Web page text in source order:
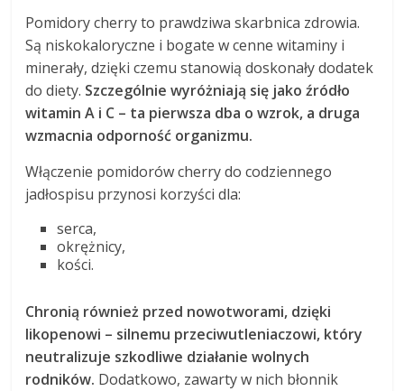
Pomidory cherry to prawdziwa skarbnica zdrowia.
Są niskokaloryczne i bogate w cenne witaminy i
minerały, dzięki czemu stanowią doskonały dodatek
do diety. Szczególnie wyróżniają się jako źródło
witamin A i C – ta pierwsza dba o wzrok, a druga
wzmacnia odporność organizmu.
Włączenie pomidorów cherry do codziennego
jadłospisu przynosi korzyści dla:
serca,
okrężnicy,
kości.
Chronią również przed nowotworami, dzięki
likopenowi – silnemu przeciwutleniaczowi, który
neutralizuje szkodliwe działanie wolnych
rodników. Dodatkowo, zawarty w nich błonnik